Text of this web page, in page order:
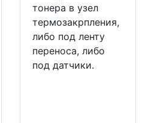
тонера в узел
термозакрпления,
либо под ленту
переноса, либо
под датчики.